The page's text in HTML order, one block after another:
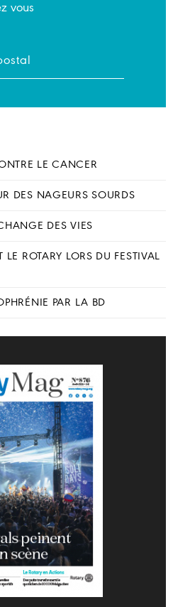
vous
LE CANCER
DES NAGEURS SOURDS
DES VIES
LE ROTARY LORS DU FESTIVAL
PAR LA BD